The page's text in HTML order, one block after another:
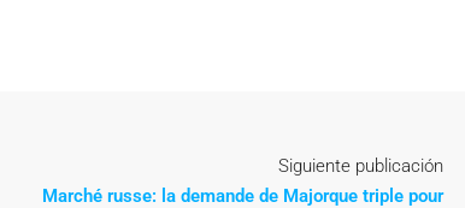
Siguiente publicación
Marché russe: la demande de Majorque triple pour